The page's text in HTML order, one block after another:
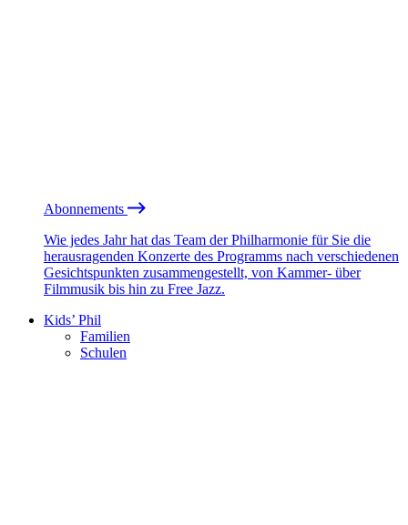
Abonnements
Wie jedes Jahr hat das Team der Philharmonie für Sie die
herausragenden Konzerte des Programms nach verschiedenen
Gesichtspunkten zusammengestellt, von Kammer- über
Filmmusik bis hin zu Free Jazz.
Kids’ Phil
Familien
Schulen